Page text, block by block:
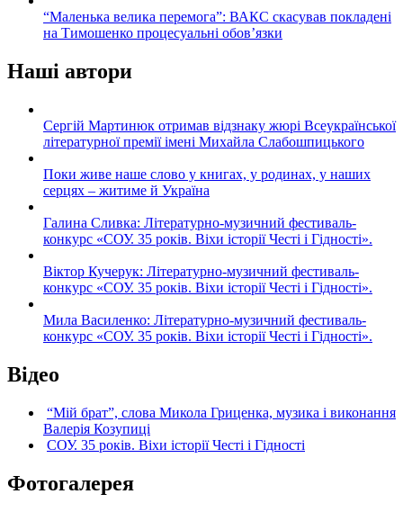
“Маленька велика перемога”: ВАКС скасував покладені
на Тимошенко процесуальні обов’язки
Наші автори
Сергій Мартинюк отримав відзнаку жюрі Всеукраїнської
літературної премії імені Михайла Слабошпицького
Поки живе наше слово у книгах, у родинах, у наших
серцях – житиме й Україна
Галина Сливка: Літературно-музичний фестиваль-
конкурс «СОУ. 35 років. Віхи історії Честі і Гідності».
Віктор Кучерук: Літературно-музичний фестиваль-
конкурс «СОУ. 35 років. Віхи історії Честі і Гідності».
Мила Василенко: Літературно-музичний фестиваль-
конкурс «СОУ. 35 років. Віхи історії Честі і Гідності».
Відео
“Мій брат”, слова Микола Гриценка, музика і виконання
Валерія Козупиці
СОУ. 35 років. Віхи історії Честі і Гідності
Фотогалерея